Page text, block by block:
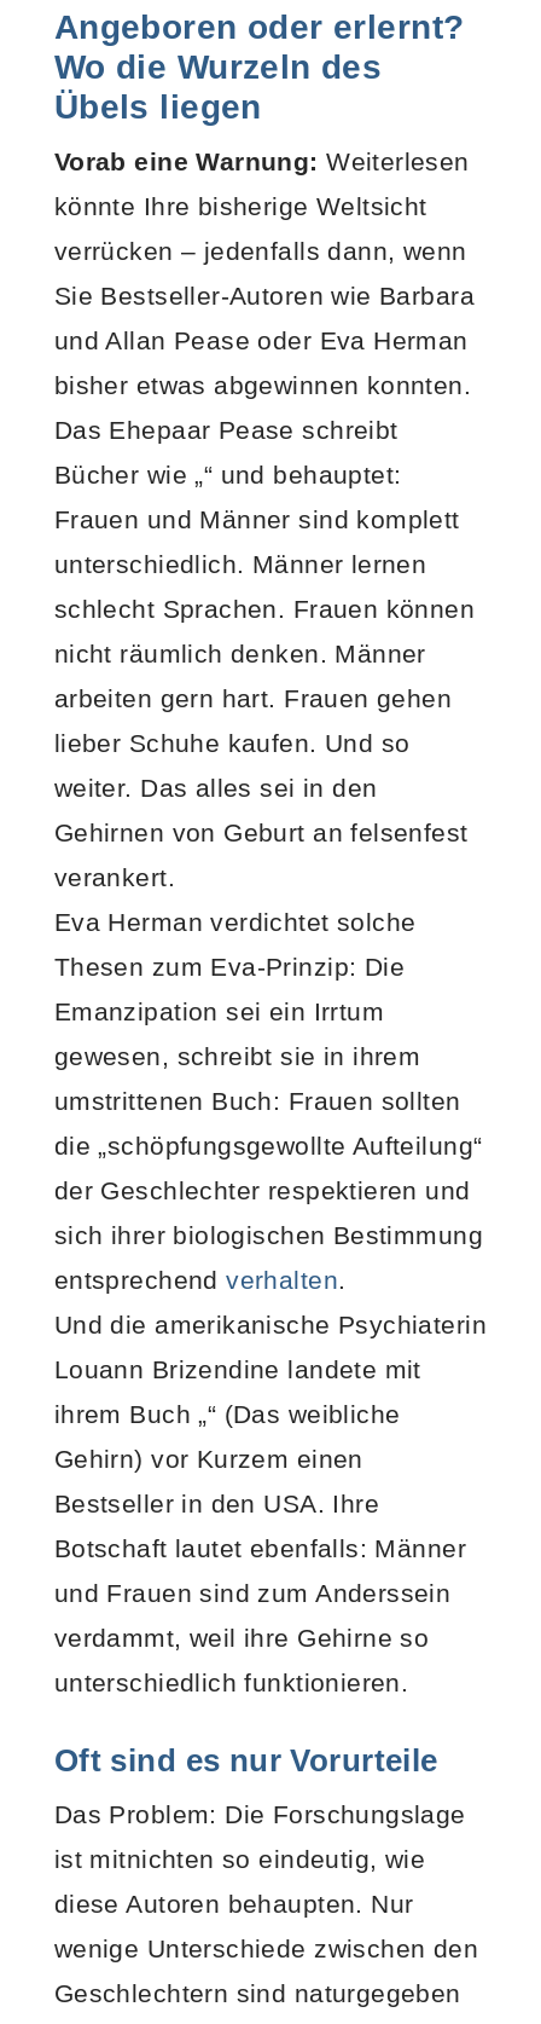
Angeboren oder erlernt?
Wo die Wurzeln des
Übels liegen
Vorab eine Warnung: Weiterlesen
könnte Ihre bisherige Weltsicht
verrücken – jedenfalls dann, wenn
Sie Bestseller-Autoren wie Barbara
und Allan Pease oder Eva Herman
bisher etwas abgewinnen konnten.
Das Ehepaar Pease schreibt
Bücher wie „“ und behauptet:
Frauen und Männer sind komplett
unterschiedlich. Männer lernen
schlecht Sprachen. Frauen können
nicht räumlich denken. Männer
arbeiten gern hart. Frauen gehen
lieber Schuhe kaufen. Und so
weiter. Das alles sei in den
Gehirnen von Geburt an felsenfest
verankert.
Eva Herman verdichtet solche
Thesen zum Eva-Prinzip: Die
Emanzipation sei ein Irrtum
gewesen, schreibt sie in ihrem
umstrittenen Buch: Frauen sollten
die „schöpfungsgewollte Aufteilung“
der Geschlechter respektieren und
sich ihrer biologischen Bestimmung
entsprechendverhalten.
Und die amerikanische Psychiaterin
Louann Brizendine landete mit
ihrem Buch „“ (Das weibliche
Gehirn) vor Kurzem einen
Bestseller in den USA. Ihre
Botschaft lautet ebenfalls: Männer
und Frauen sind zum Anderssein
verdammt, weil ihre Gehirne so
unterschiedlich funktionieren.
Oft sind es nur Vorurteile
Das Problem: Die Forschungslage
ist mitnichten so eindeutig, wie
diese Autoren behaupten. Nur
wenige Unterschiede zwischen den
Geschlechtern sind naturgegeben